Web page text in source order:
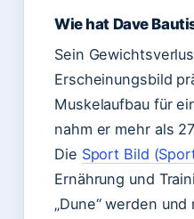
Wie hat Dave
Sein
Erscheinungsbild
Muskelaufbau für
nahm er mehr als
Die Sport Bild
Ernährung und
„Dune“ werden